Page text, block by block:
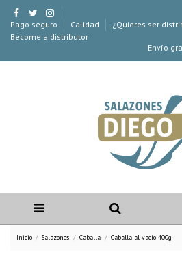
Pago seguro Calidad
¿Quieres ser
Become a distributor
Envío
Inicio Salazones Caballa Caballa al vacío 400g